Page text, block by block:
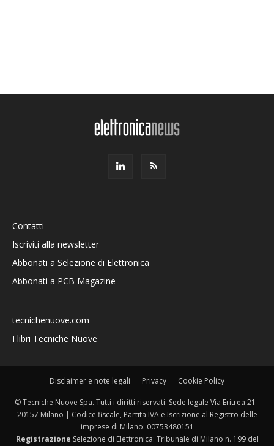
Contatti
Iscriviti alla newsletter
Abbonati a Selezione di Elettronica
Abbonati a PCB Magazine
tecnichenuove.com
I libri Tecniche Nuove
Disclaimer e note legali Privacy Cookie Policy
© Tecniche Nuove Spa. Tutti i diritti riservati. Sede legale Via Eritrea 21 -
20157 Milano | Codice fiscale, Partita IVA e Iscrizione al Registro delle
imprese di Milano: 00753480151
Registrazione Selezione di Elettronica: Tribunale di Milano n. 199 del